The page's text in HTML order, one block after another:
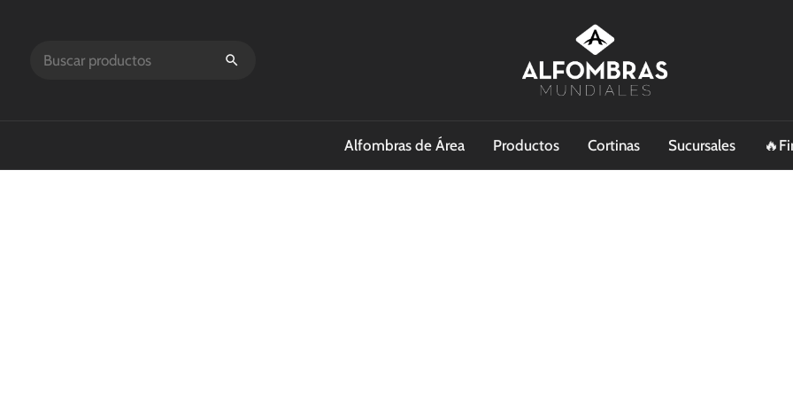
Alfombras de Área Productos Cortinas Sucursales